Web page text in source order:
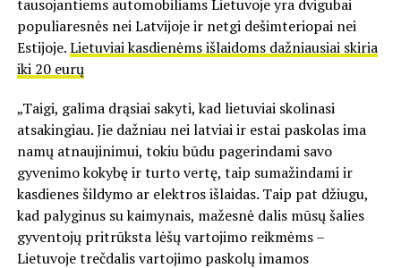
tausojantiems automobiliams Lietuvoje yra dvigubai
populiaresnės nei Latvijoje ir netgi dešimteriopai nei
Estijoje.Lietuviai kasdienėms išlaidoms dažniausiai skiria
iki 20 eurų
„Taigi, galima drąsiai sakyti, kad lietuviai skolinasi
atsakingiau. Jie dažniau nei latviai ir estai paskolas ima
namų atnaujinimui, tokiu būdu pagerindami savo
gyvenimo kokybę ir turto vertę, taip sumažindami ir
kasdienes šildymo ar elektros išlaidas. Taip pat džiugu,
kad palyginus su kaimynais, mažesnė dalis mūsų šalies
gyventojų pritrūksta lėšų vartojimo reikmėms –
Lietuvoje trečdalis vartojimo paskolų imamos